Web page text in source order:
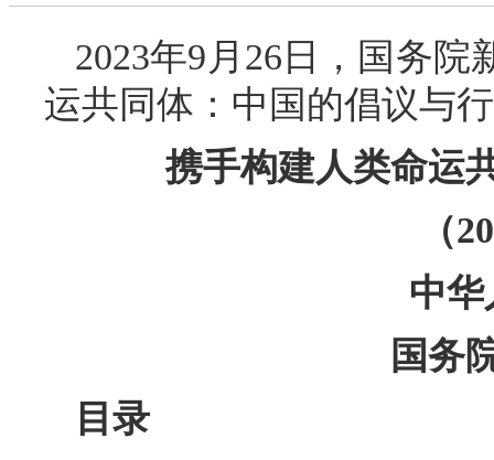
2023年9月26日，国务
运共同体：中国的倡议与
携手构建人类命运
（
中
国务
目录